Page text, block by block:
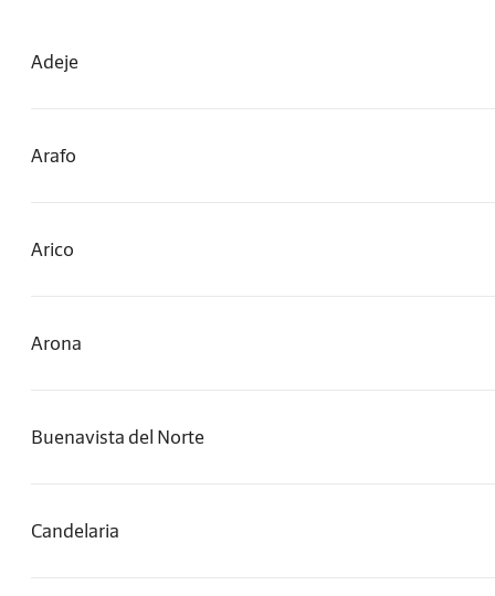
Adeje
Arafo
Arico
Arona
Buenavista del Norte
Candelaria